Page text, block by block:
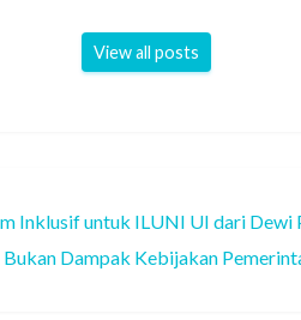
View all posts
Inklusif untuk ILUNI UI dari Dewi
Dampak Kebijakan